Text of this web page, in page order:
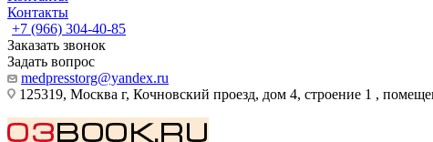
Контакты
+7 (966) 304-40-85
Заказать звонок
Задать вопрос
medpresstorg@yandex.ru
125319, Москва г, Кочновский проезд, дом 4, строение 1 ,